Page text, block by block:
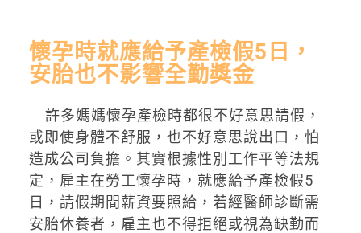
懷孕時就應給予產檢假5日，
安胎也不影響全勤獎金
許多媽媽懷孕產檢時都很不好意思請假，
或即使身體不舒服，也不好意思說出口，怕
造成公司負擔。其實根據性別工作平等法規
定，雇主在勞工懷孕時，就應給予產檢假5
日，請假期間薪資要照給，若經醫師診斷需
安胎休養者，雇主也不得拒絕或視為缺勤而